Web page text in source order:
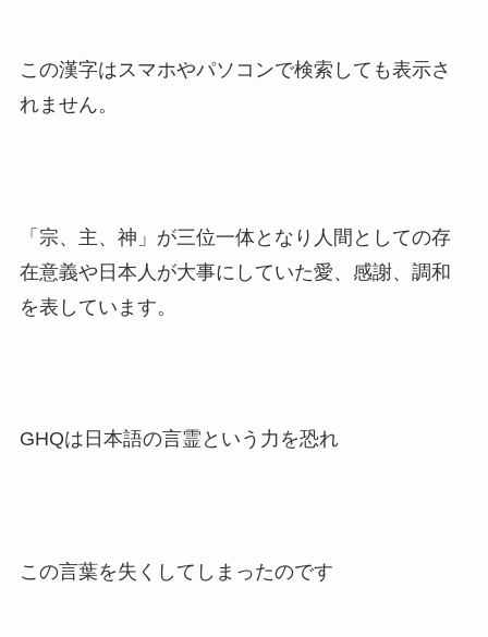
この漢字はスマホやパソコンで検索しても表示さ
れません。
「宗、主、神」が三位一体となり人間としての存
在意義や日本人が大事にしていた愛、感謝、調和
を表しています。
GHQは日本語の言霊という力を恐れ
この言葉を失くしてしまったのです